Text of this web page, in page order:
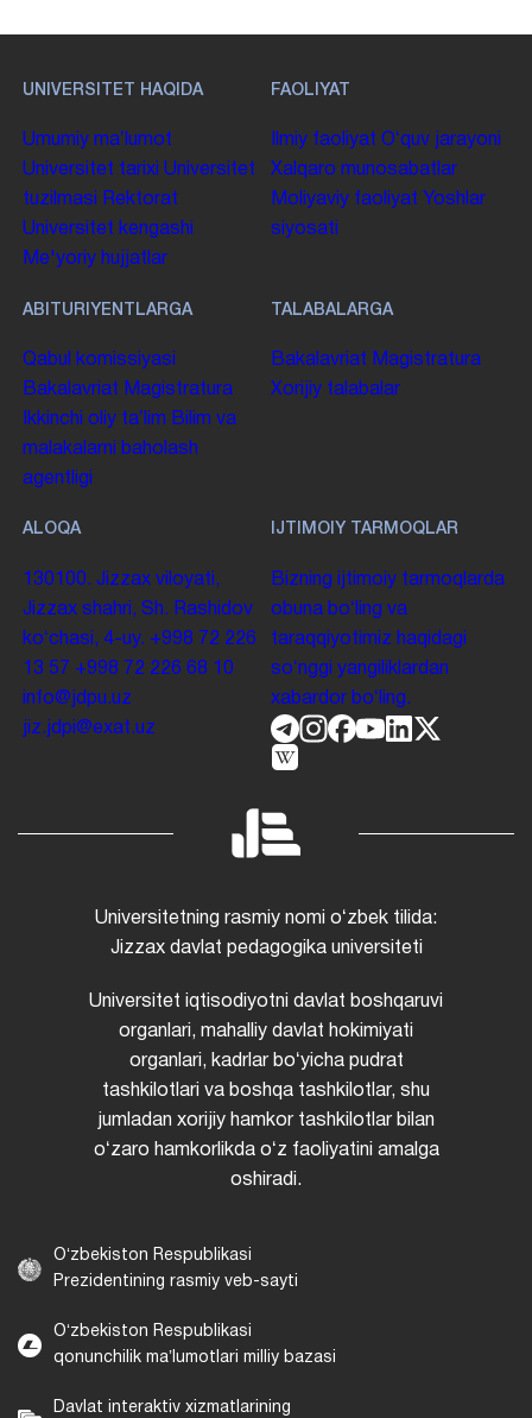
UNIVERSITET HAQIDA
Umumiy maʼlumot
Universitet tarixi Universitet
tuzilmasi
Rektorat
Universitet kengashi
Me'yoriy hujjatlar
FAOLIYAT
Ilmiy faoliyat Oʻquv jarayoni
Xalqaro munosabatlar
Moliyaviy faoliyat Yoshlar
siyosati
ABITURIYENTLARGA
Qabul komissiyasi
Bakalavriat Magistratura
Ikkinchi oliy taʼlim Bilim va
malakalarni baholash
agentligi
TALABALARGA
Bakalavriat Magistratura
Xorijiy talabalar
ALOQA
130100. Jizzax viloyati,
Jizzax shahri, Sh. Rashidov
koʻchasi, 4-uy. +998 72 226
13 57 +998 72 226 68 10
info@jdpu.uz
jiz.jdpi@exat.uz
IJTIMOIY TARMOQLAR
Bizning ijtimoiy tarmoqlarda
obuna boʻling va
taraqqiyotimiz haqidagi
soʻnggi yangiliklardan
xabardor boʻling.
Universitetning rasmiy nomi oʻzbek tilida:
Jizzax davlat pedagogika universiteti
Universitet iqtisodiyotni davlat boshqaruvi
organlari, mahalliy davlat hokimiyati
organlari, kadrlar boʻyicha pudrat
tashkilotlari va boshqa tashkilotlar, shu
jumladan xorijiy hamkor tashkilotlar bilan
oʻzaro hamkorlikda oʻz faoliyatini amalga
oshiradi.
Oʻzbekiston Respublikasi
Prezidentining rasmiy veb-sayti
Oʻzbekiston Respublikasi
qonunchilik maʼlumotlari milliy bazasi
Davlat interaktiv xizmatlarining